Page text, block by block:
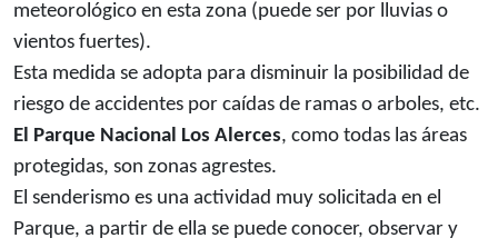
meteorológico en esta zona (puede ser por lluvias o
vientos fuertes).
Esta medida se adopta para disminuir la posibilidad de
riesgo de accidentes por caídas de ramas o arboles, etc.
El Parque Nacional Los Alerces, como todas las áreas
protegidas, son zonas agrestes.
El senderismo es una actividad muy solicitada en el
Parque, a partir de ella se puede conocer, observar y